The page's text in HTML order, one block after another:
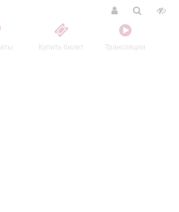
Купить билет Трансляции